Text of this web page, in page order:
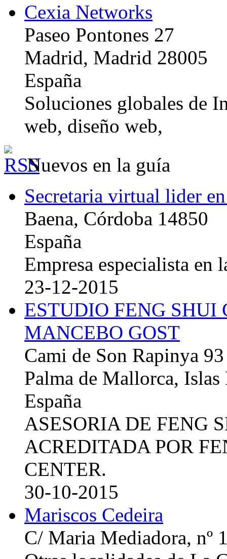
Cexia Networks
Paseo Pontones 27
Madrid, Madrid 28005
España
Soluciones globales de
web, diseño web,
Nuevos en la guía
Secretaria virtual lider
Baena, Córdoba 14850
España
Empresa especialista en
23-12-2015
ESTUDIO FENG
MANCEBO GOST
Cami de Son Rapinya 93
Palma de Mallorca, Islas
España
ASESORIA DE FENG
ACREDITADA POR
CENTER.
30-10-2015
Mariscos Cedeira
C/ Maria Mediadora, nº